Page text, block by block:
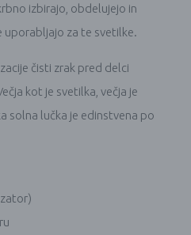
izbirajo, obdelujejo in
uporabljajo za te svetilke.
čisti zrak pred delci
kot je svetilka, večja je
solna lučka je edinstvena po